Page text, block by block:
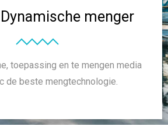
menger
toepassing en te mengen media
de beste mengtechnologie.